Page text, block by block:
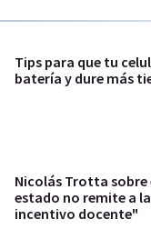
Tips para que tu
batería y dure más
Nicolás Trotta
estado no remite a
incentivo docente"